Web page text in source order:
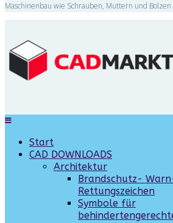
Maschinenbau wie Schrauben, Muttern und
Start
CAD DOWNLOADS
Architektur
Brandschutz-
Rettungszeichen
Symbole für